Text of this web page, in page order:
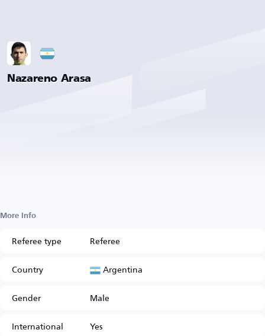
Nazareno Arasa
More Info
Referee type
Referee
Country
Argentina
Gender
Male
International
Yes